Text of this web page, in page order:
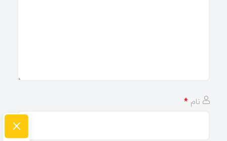
نام *
×